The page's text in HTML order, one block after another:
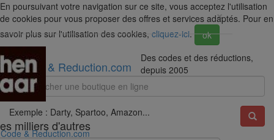
En poursuivant votre navigation sur ce site, vous acceptez l'utilisation
de cookies pour vous proposer des offres et services adaptés. Pour en
savoir plus sur l'utilisation des cookies, cliquez-ici. ok
Code & Reduction.com
Des codes et des réductions,
depuis 2005
Exemple : Darty, Spartoo, Amazon...
Code & Reduction.com
×
milliers d'autres